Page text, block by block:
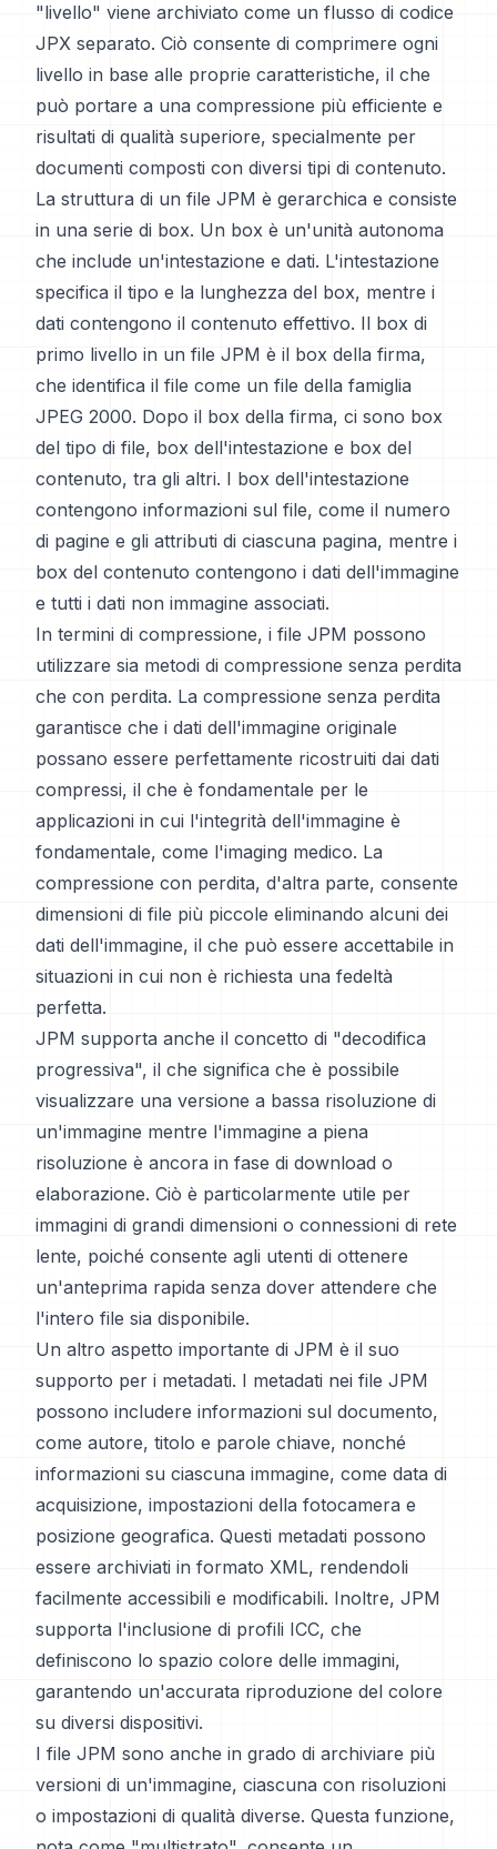
"livello" viene archiviato come un flusso di codice
JPX separato. Ciò consente di comprimere ogni
livello in base alle proprie caratteristiche, il che
può portare a una compressione più efficiente e
risultati di qualità superiore, specialmente per
documenti composti con diversi tipi di contenuto.
La struttura di un file JPM è gerarchica e consiste
in una serie di box. Un box è un'unità autonoma
che include un'intestazione e dati. L'intestazione
specifica il tipo e la lunghezza del box, mentre i
dati contengono il contenuto effettivo. Il box di
primo livello in un file JPM è il box della firma,
che identifica il file come un file della famiglia
JPEG 2000. Dopo il box della firma, ci sono box
del tipo di file, box dell'intestazione e box del
contenuto, tra gli altri. I box dell'intestazione
contengono informazioni sul file, come il numero
di pagine e gli attributi di ciascuna pagina, mentre i
box del contenuto contengono i dati dell'immagine
e tutti i dati non immagine associati.
In termini di compressione, i file JPM possono
utilizzare sia metodi di compressione senza perdita
che con perdita. La compressione senza perdita
garantisce che i dati dell'immagine originale
possano essere perfettamente ricostruiti dai dati
compressi, il che è fondamentale per le
applicazioni in cui l'integrità dell'immagine è
fondamentale, come l'imaging medico. La
compressione con perdita, d'altra parte, consente
dimensioni di file più piccole eliminando alcuni dei
dati dell'immagine, il che può essere accettabile in
situazioni in cui non è richiesta una fedeltà
perfetta.
JPM supporta anche il concetto di "decodifica
progressiva", il che significa che è possibile
visualizzare una versione a bassa risoluzione di
un'immagine mentre l'immagine a piena
risoluzione è ancora in fase di download o
elaborazione. Ciò è particolarmente utile per
immagini di grandi dimensioni o connessioni di rete
lente, poiché consente agli utenti di ottenere
un'anteprima rapida senza dover attendere che
l'intero file sia disponibile.
Un altro aspetto importante di JPM è il suo
supporto per i metadati. I metadati nei file JPM
possono includere informazioni sul documento,
come autore, titolo e parole chiave, nonché
informazioni su ciascuna immagine, come data di
acquisizione, impostazioni della fotocamera e
posizione geografica. Questi metadati possono
essere archiviati in formato XML, rendendoli
facilmente accessibili e modificabili. Inoltre, JPM
supporta l'inclusione di profili ICC, che
definiscono lo spazio colore delle immagini,
garantendo un'accurata riproduzione del colore
su diversi dispositivi.
I file JPM sono anche in grado di archiviare più
versioni di un'immagine, ciascuna con risoluzioni
o impostazioni di qualità diverse. Questa funzione,